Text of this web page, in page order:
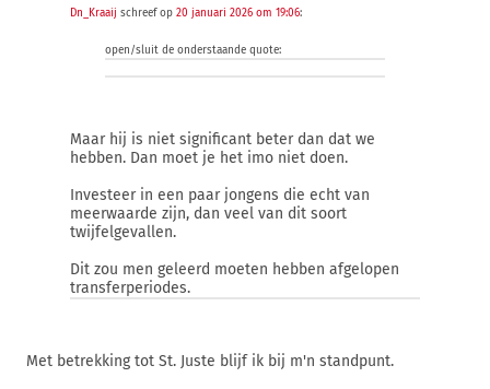
Dn_Kraaij schreef op 20 januari 2026 om 19:06:
open/sluit de onderstaande quote:
Maar hij is niet significant beter dan dat we
hebben. Dan moet je het imo niet doen.
Investeer in een paar jongens die echt van
meerwaarde zijn, dan veel van dit soort
twijfelgevallen.
Dit zou men geleerd moeten hebben afgelopen
transferperiodes.
Met betrekking tot St. Juste blijf ik bij m'n standpunt.